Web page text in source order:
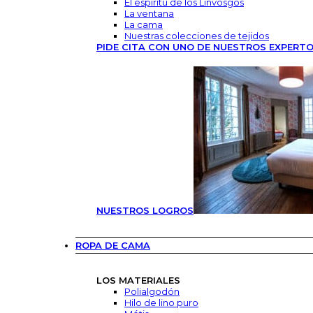
La ventana
La cama
Nuestras colecciones de tejidos
PIDE CITA CON UNO DE NUESTROS
NUESTROS LOGROS
ROPA DE CAMA
LOS MATERIALES
Polialgodón
Hilo de lino puro